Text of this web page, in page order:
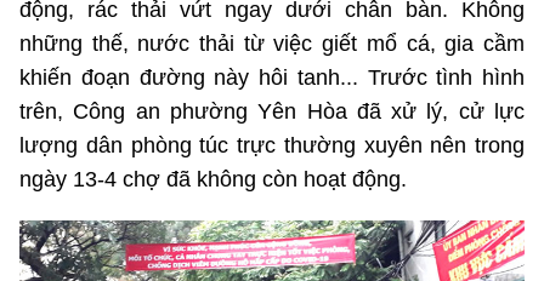
Truyền hình
Chuyển phát nhanh
Phần cứng
Phần mềm
Tần số vô tuyến điện
Bảo mật
Dịch vụ
Phần cứng
Phần mềm
Bảo mật
Tư vấn
Hành chính
Bảng điện tử
Chọn ngôn ngữ
Việt Nam English
BỘ KHOA HỌC VÀ CÔNG NGHỆ
MINISTRY OF SCIENCE AND TECHNOLOGY
động, rác thải vứt ngay dưới chân bàn. Không
những thế, nước thải từ việc giết mổ cá, gia cầm
khiến đoạn đường này hôi tanh... Trước tình hình
trên, Công an phường Yên Hòa đã xử lý, cử lực
lượng dân phòng túc trực thường xuyên nên trong
ngày 13-4 chợ đã không còn hoạt động.